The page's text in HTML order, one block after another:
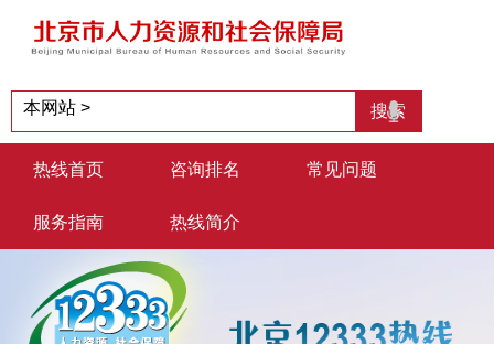
热线首页 咨询排名 常见问题
服务指南 热线简介